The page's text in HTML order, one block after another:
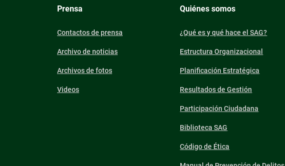
Prensa
Contactos de prensa
Archivo de noticias
Archivos de fotos
Videos
Quiénes somos
¿Qué es y qué hace el SAG?
Estructura Organizacional
Planificación Estratégica
Resultados de Gestión
Participación Ciudadana
Biblioteca SAG
Código de Ética